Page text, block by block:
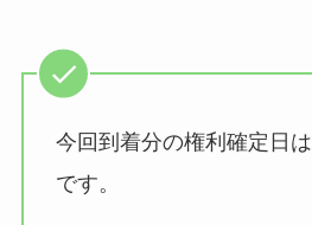
今回到着分の権利確定日は
です。